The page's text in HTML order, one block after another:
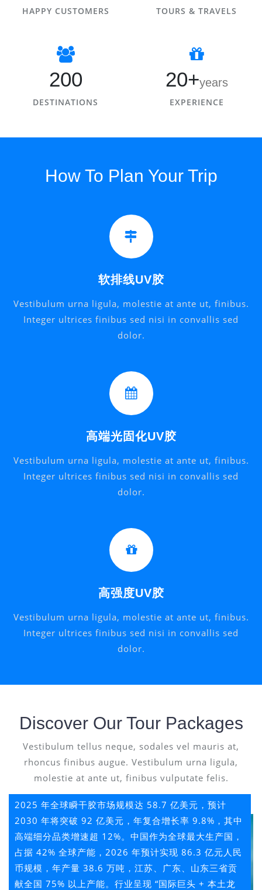
HAPPY CUSTOMERS TOURS & TRAVELS
200
DESTINATIONS
20+years
EXPERIENCE
How To Plan Your Trip
软排线UV胶
Vestibulum urna ligula, molestie at ante ut, finibus.
Integer ultrices finibus sed nisi in convallis sed
dolor.
高端光固化UV胶
Vestibulum urna ligula, molestie at ante ut, finibus.
Integer ultrices finibus sed nisi in convallis sed
dolor.
高强度UV胶
Vestibulum urna ligula, molestie at ante ut, finibus.
Integer ultrices finibus sed nisi in convallis sed
dolor.
Discover Our Tour Packages
Vestibulum tellus neque, sodales vel mauris at,
rhoncus finibus augue. Vestibulum urna ligula,
molestie at ante ut, finibus vulputate felis.
2025 年全球瞬干胶市场规模达 58.7 亿美元，预计
2030 年将突破 92 亿美元，年复合增长率 9.8%，其中
高端细分品类增速超 12%。中国作为全球最大生产国，
占据 42% 全球产能，2026 年预计实现 86.3 亿元人民
币规模，年产量 38.6 万吨，江苏、广东、山东三省贡
献全国 75% 以上产能。行业呈现 “国际巨头 + 本土龙